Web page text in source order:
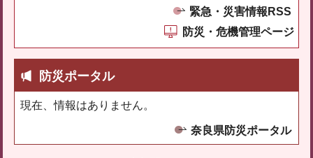
緊急・災害情報RSS
防災・危機管理ページ
防災ポータル
現在、情報はありません。
奈良県防災ポータル